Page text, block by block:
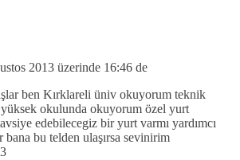
2013 üzerinde 16:46 de
ben Kırklareli üniv okuyorum teknik
okulunda okuyorum özel yurt
edebilecegiz bir yurt varmı yardımcı
bana bu telden ulaşırsa sevinirim